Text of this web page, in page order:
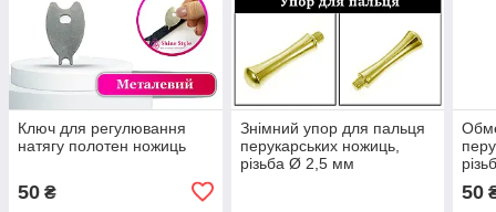
Ключ для регулювання
натягу полотен ножиць
50 ₴
Знімний упор для пальця
перукарських ножиць,
різьба Ø 2,5 мм
50